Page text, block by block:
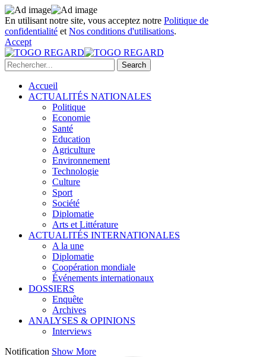
En utilisant notre site, vous acceptez notre Politique de
confidentialité et Nos conditions d'utilisations.
Accept
Accueil
ACTUALITÉS NATIONALES
Politique
Economie
Santé
Education
Agriculture
Environnement
Technologie
Culture
Sport
Société
Diplomatie
Arts et Littérature
ACTUALITÉS INTERNATIONALES
A la une
Diplomatie
Coopération mondiale
Événements internationaux
DOSSIERS
Enquête
Archives
ANALYSES & OPINIONS
Interviews
Notification Show More